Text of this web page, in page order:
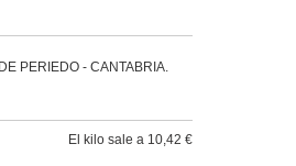
PERIEDO - CANTABRIA.
El kilo sale a 10,42 €